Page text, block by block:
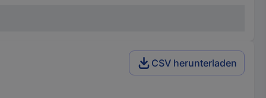
CSV herunterladen